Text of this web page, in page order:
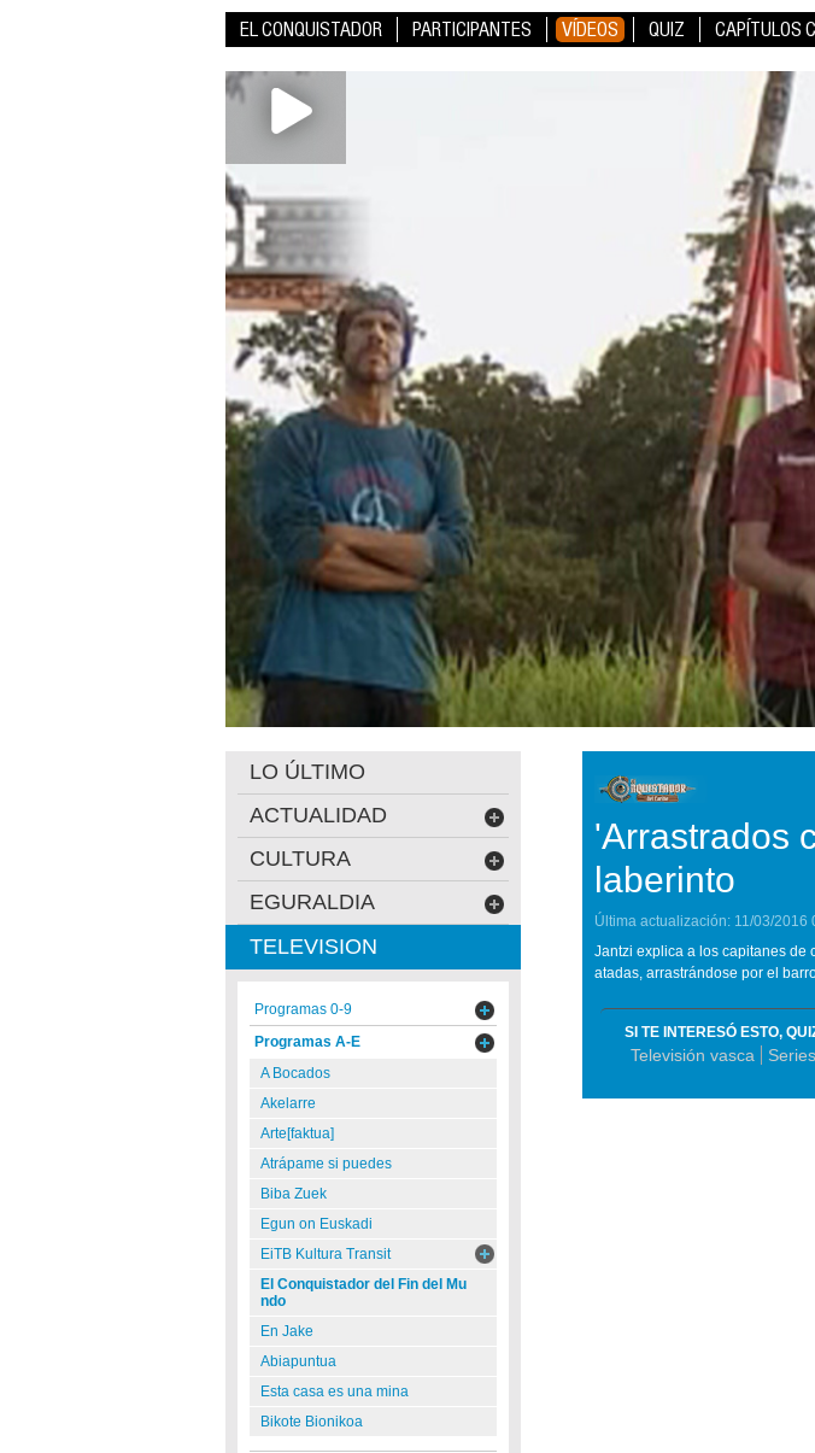
EL CONQUISTADOR PARTICIPANTES VÍDEOS QUIZ CAPÍTULOS
'Arrastrados
laberinto
Última actualización: 11/03/2016
Jantzi explica a los capitanes de
atadas, arrastrándose por el
SI TE INTERESÓ ESTO,
Televisión vasca
LO ÚLTIMO
ACTUALIDAD
CULTURA
EGURALDIA
TELEVISION
Programas 0-9
Programas A-E
A Bocados
Akelarre
Arte[faktua]
Atrápame si puedes
Biba Zuek
Egun on Euskadi
EiTB Kultura Transit
El Conquistador del Fin del Mu
ndo
En Jake
Abiapuntua
Esta casa es una mina
Bikote Bionikoa